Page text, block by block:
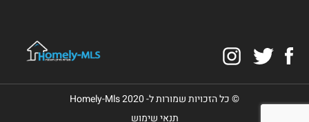
Facebook
Twitter
© כל הזכויות שמורות ל- Homely-Mls 2020
תנאי שימוש